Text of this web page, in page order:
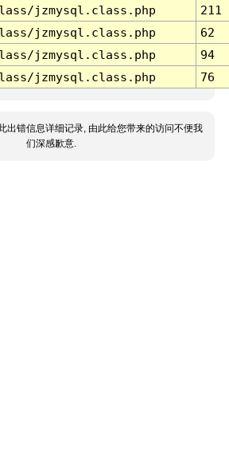
jzmysql.class.php
211
jzmysql.class.php
62
jzmysql.class.php
94
jzmysql.class.php 76
出错信息详细记录, 由此给您带来的访问不便我
们深感歉意.